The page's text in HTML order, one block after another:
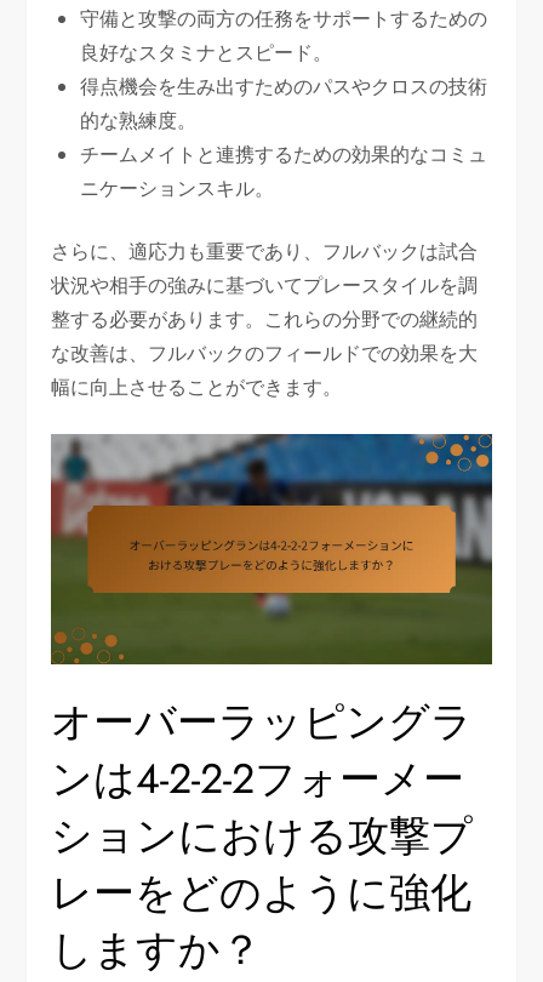
守備と攻撃の両方の任務をサポートするための
良好なスタミナとスピード。
得点機会を生み出すためのパスやクロスの技術
的な熟練度。
チームメイトと連携するための効果的なコミュ
ニケーションスキル。
さらに、適応力も重要であり、フルバックは試合
状況や相手の強みに基づいてプレースタイルを調
整する必要があります。これらの分野での継続的
な改善は、フルバックのフィールドでの効果を大
幅に向上させることができます。
オーバーラッピングラ
ンは4-2-2-2フォーメー
ションにおける攻撃プ
レーをどのように強化
しますか？